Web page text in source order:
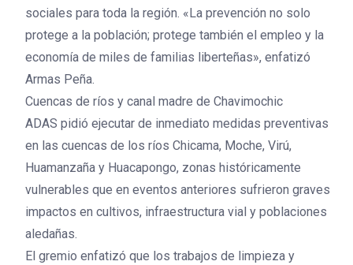
sociales para toda la región. «La prevención no solo
protege a la población; protege también el empleo y la
economía de miles de familias liberteñas», enfatizó
Armas Peña.
Cuencas de ríos y canal madre de Chavimochic
ADAS pidió ejecutar de inmediato medidas preventivas
en las cuencas de los ríos Chicama, Moche, Virú,
Huamanzaña y Huacapongo, zonas históricamente
vulnerables que en eventos anteriores sufrieron graves
impactos en cultivos, infraestructura vial y poblaciones
aledañas.
El gremio enfatizó que los trabajos de limpieza y